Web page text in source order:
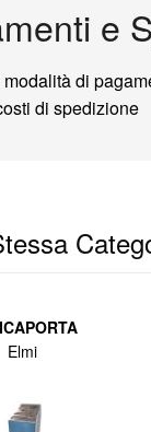
e
di
di spedizione
Elmi